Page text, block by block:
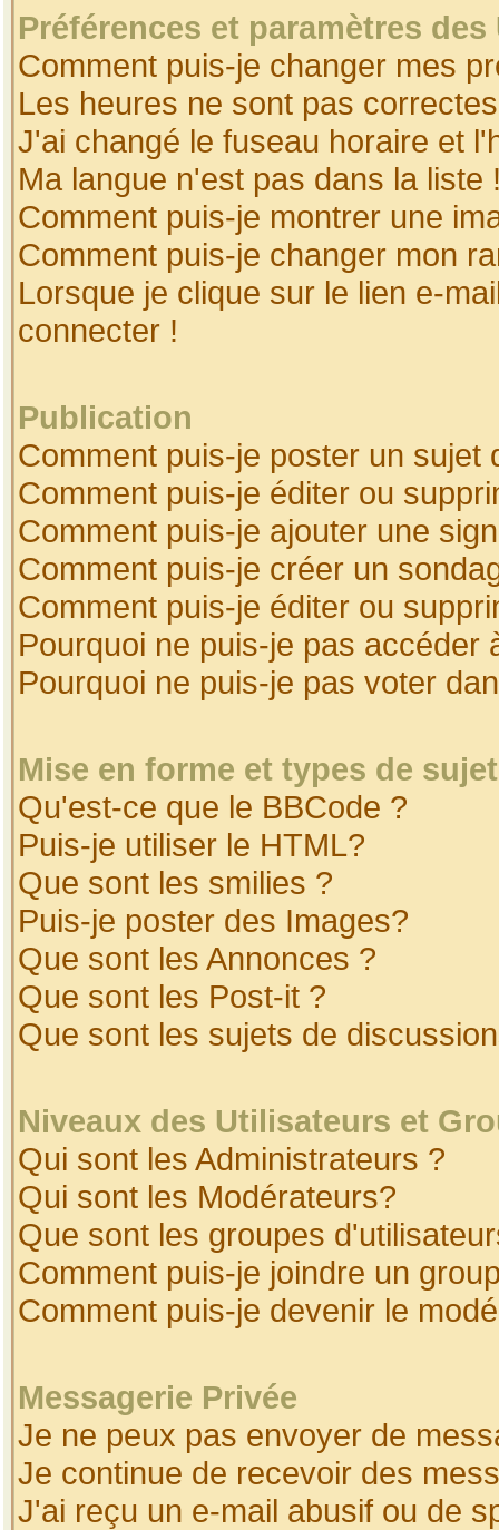
Préférences et paramètres
Comment puis-je changer mes
Les heures ne sont pas
J'ai changé le fuseau horaire et
Ma langue n'est pas dans la liste
Comment puis-je montrer une
Comment puis-je changer mon
Lorsque je clique sur le lien e-
connecter !
Publication
Comment puis-je poster un sujet
Comment puis-je éditer ou
Comment puis-je ajouter une
Comment puis-je créer un
Comment puis-je éditer ou
Pourquoi ne puis-je pas accéder
Pourquoi ne puis-je pas voter
Mise en forme et types de
Qu'est-ce que le BBCode ?
Puis-je utiliser le HTML?
Que sont les smilies ?
Puis-je poster des Images?
Que sont les Annonces ?
Que sont les Post-it ?
Que sont les sujets de
Niveaux des Utilisateurs et
Qui sont les Administrateurs ?
Qui sont les Modérateurs?
Que sont les groupes
Comment puis-je joindre un
Comment puis-je devenir le
Messagerie Privée
Je ne peux pas envoyer de
Je continue de recevoir des
J'ai reçu un e-mail abusif ou de